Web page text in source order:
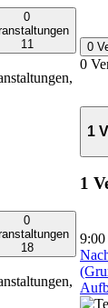
0
11
0
0
0
18
1
1
9:00